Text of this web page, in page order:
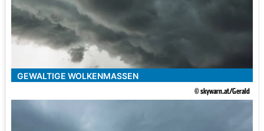
GEWALTIGE WOLKENMASSEN
© skywarn.at/Gerald